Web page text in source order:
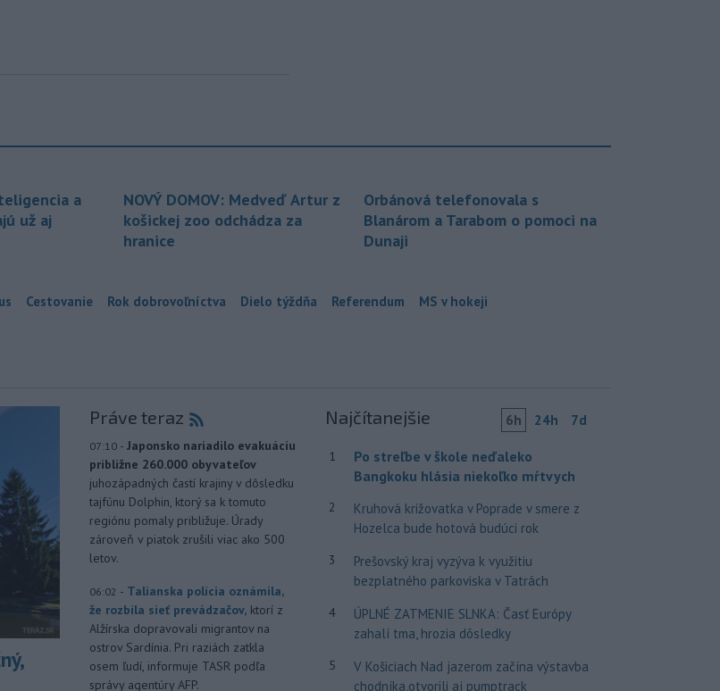
a
už aj
NOVÝ DOMOV: Medveď Artur z
košickej zoo odchádza za
hranice
Orbánová telefonovala s
Blanárom a Tarabom o pomoci na
Dunaji
Cestovanie Rok dobrovoľníctva Dielo týždňa Referendum MS v hokeji
Práve teraz
07:10 - Japonsko nariadilo evakuáciu
približne 260.000 obyvateľov
juhozápadných častí krajiny v dôsledku
tajfúnu Dolphin, ktorý sa k tomuto
regiónu pomaly približuje. Úrady
zároveň v piatok zrušili viac ako 500
letov.
06:02 - Talianska polícia oznámila,
že rozbila sieť prevádzačov, ktorí z
Alžírska dopravovali migrantov na
ostrov Sardínia. Pri raziách zatkla
osem ľudí, informuje TASR podľa
správy agentúry AFP.
Najčítanejšie 6h 24h 7d
1
Po streľbe v škole neďaleko
Bangkoku hlásia niekoľko mŕtvych
2
Kruhová križovatka v Poprade v smere z
Hozelca bude hotová budúci rok
3
Prešovský kraj vyzýva k využitiu
bezplatného parkoviska v Tatrách
4
ÚPLNÉ ZATMENIE SLNKA: Časť Európy
zahalí tma, hrozia dôsledky
5
V Košiciach Nad jazerom začína výstavba
chodníka,otvorili aj pumptrack